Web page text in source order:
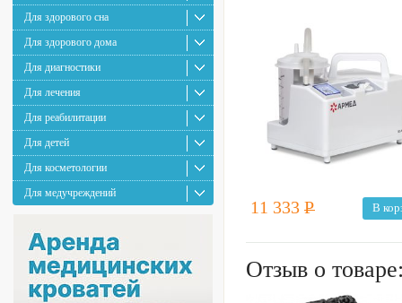
Для здорового сна
Для здорового дома
Для диагностики
Для лечения
Для реабилитации
Для детей
Для косметологии
Для медучреждений
11 333 Р В
Отзыв о